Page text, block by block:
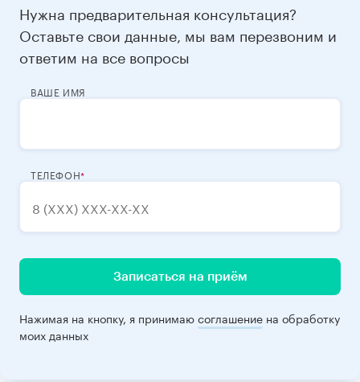
Нужна предварительная консультация?
Оставьте свои данные, мы вам перезвоним и
ответим на все вопросы
ВАШЕ ИМЯ
ТЕЛЕФОН
Записаться на приём
Нажимая на кнопку, я принимаюсоглашение на обработку
моих данных